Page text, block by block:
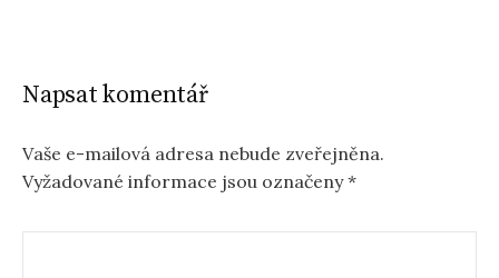
Napsat komentář
Vaše e-mailová adresa nebude zveřejněna.
Vyžadované informace jsou označeny*